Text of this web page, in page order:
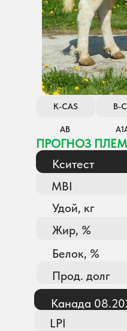
ПРОГНОЗ
АВ
B-
K-CAS
Канада
LPI
Канада
Прод. долг
Белок, %
Жир, %
Удой, кг
MBI
Кситест